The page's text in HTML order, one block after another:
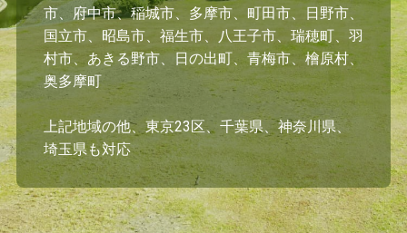
市、府中市、稲城市、多摩市、町田市、日野市、
国立市、昭島市、福生市、八王子市、瑞穂町、羽
村市、あきる野市、日の出町、青梅市、檜原村、
奥多摩町
上記地域の他、東京23区、千葉県、神奈川県、
埼玉県も対応